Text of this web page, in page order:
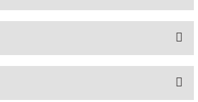
ilk yorumu siz yapın!